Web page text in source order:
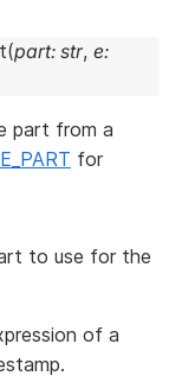
(part: str, e:
part from a
for
to use for the
of a